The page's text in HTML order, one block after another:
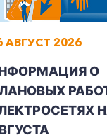
АВГУСТ 2026
О